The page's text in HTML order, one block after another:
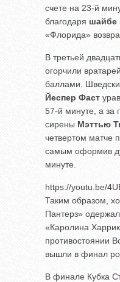
счете на 23-й
благодаря шайбе
«Флорида»
В третьей
огорчили
баллами.
Йеспер Фаст
57-й минуте, а за
сирены Мэттью
четвертом матче
самым оформив
минуте.
https://youtu.be/
Таким образом,
Пантерз»
«Каролина
противостоянии
вышли в финал
В финале Кубка